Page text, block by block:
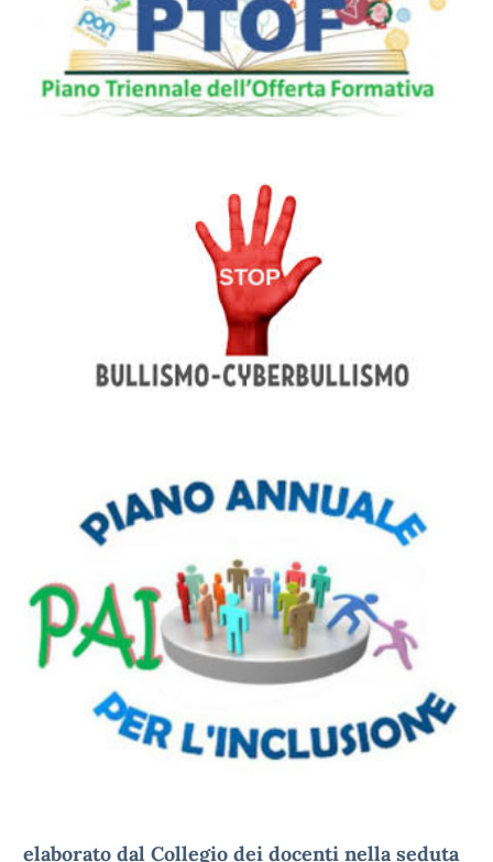
elaborato dal Collegio dei docenti nella seduta